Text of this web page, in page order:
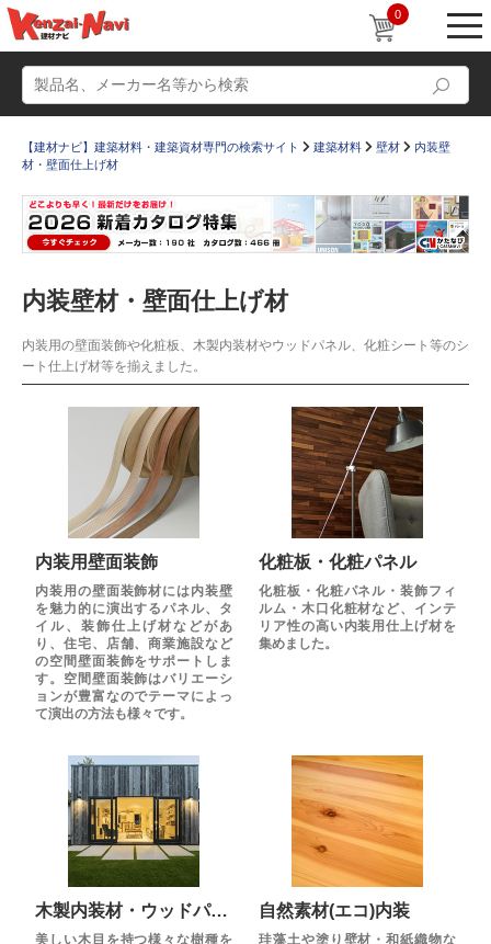
0
かたなび コラム
すまいリング 設計士インタビュー
【建材ナビ】建築材料・建築資材専門の検索サイト 建築材料 壁材
内装壁
材・壁面仕上げ材
内装壁材・壁面仕上げ材
内装用の壁面装飾や化粧板、木製内装材やウッドパネル、化粧シート等のシ
ート仕上げ材等を揃えました。
内装用壁面装飾
内装用の壁面装飾材には内装壁
を魅力的に演出するパネル、タ
イル、装飾仕上げ材などがあ
り、住宅、店舗、商業施設など
の空間壁面装飾をサポートしま
す。空間壁面装飾はバリエーシ
ョンが豊富なのでテーマによっ
て演出の方法も様々です。
化粧板・化粧パネル
化粧板・化粧パネル・装飾フィ
ルム・木口化粧材など、インテ
リア性の高い内装用仕上げ材を
集めました。
木製内装材・ウッドパネル
美しい木目を持つ様々な樹種を
自然素材(エコ)内装
珪藻土や塗り壁材・和紙織物な